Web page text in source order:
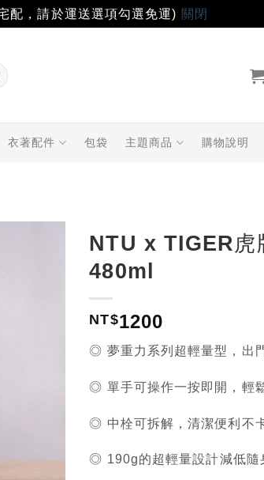
配，請於運送選項勾選免運) 關閉
衣著配件 包袋 主題商品 購物說明
NTU x TIGER虎
480ml
NT$1200
◎ 夢重力系列超輕量型，出
◎ 單手可操作一按即開，輕
◎ 中栓可拆解，清潔便利不
◎ 190g的超輕量設計減低隨